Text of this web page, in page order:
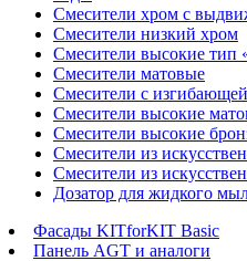
Смесители хром с
Смесители низкий хром
Смесители высокие тип
Смесители матовые
Смесители с
Смесители высокие
Смесители высокие
Смесители из
Смесители из
Дозатор для жидкого
Фасады KITforKIT Basic
Панель AGT и аналоги